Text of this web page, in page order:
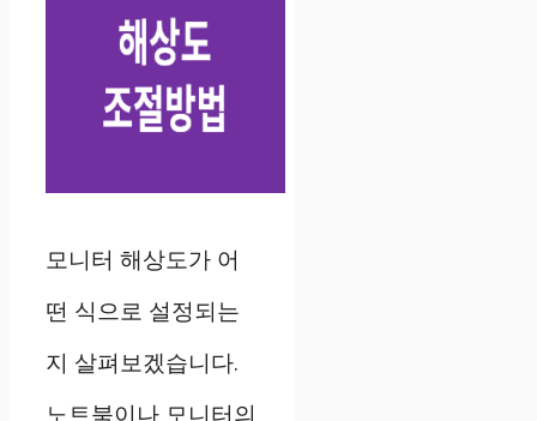
모니터 해상도가 어
떤 식으로 설정되는
지 살펴보겠습니다.
노트북이나 모니터의